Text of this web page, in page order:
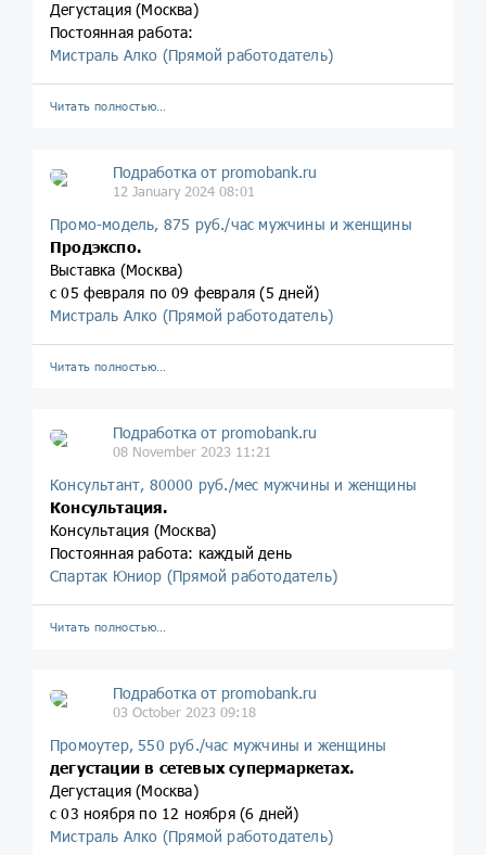
Дегустация (Москва)
Постоянная работа:
Мистраль Алко (Прямой работодатель)
Читать полностью…
Подработка от promobank.ru
12 January 2024 08:01
Промо-модель, 875 руб./час мужчины и женщины
Продэкспо.
Выставка (Москва)
с 05 февраля по 09 февраля (5 дней)
Мистраль Алко (Прямой работодатель)
Читать полностью…
Подработка от promobank.ru
08 November 2023 11:21
Консультант, 80000 руб./мес мужчины и женщины
Консультация.
Консультация (Москва)
Постоянная работа: каждый день
Спартак Юниор (Прямой работодатель)
Читать полностью…
Подработка от promobank.ru
03 October 2023 09:18
Промоутер, 550 руб./час мужчины и женщины
дегустации в сетевых супермаркетах.
Дегустация (Москва)
с 03 ноября по 12 ноября (6 дней)
Мистраль Алко (Прямой работодатель)